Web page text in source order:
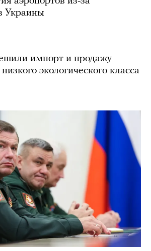
Украины
импорт и продажу
экологического класса